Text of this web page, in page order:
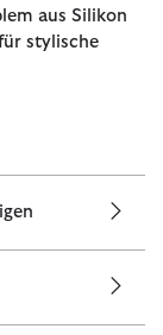
aus Silikon
stylische